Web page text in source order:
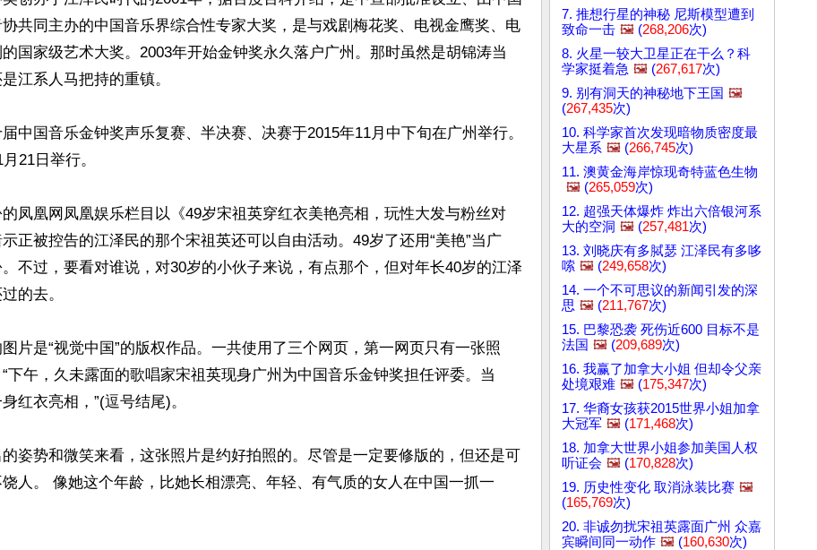
共同主办的中国音乐界综合性专家大奖，是与戏剧梅花奖、电视金鹰奖、电
国家级艺术大奖。2003年开始金钟奖永久落户广州。那时虽然是胡锦涛当
江系人马把持的重镇。
中国音乐金钟奖声乐复赛、半决赛、决赛于2015年11月中下旬在广州举行。
21日举行。
凤凰网凤凰娱乐栏目以《49岁宋祖英穿红衣美艳亮相，玩性大发与粉丝对
正被控告的江泽民的那个宋祖英还可以自由活动。49岁了还用“美艳”当广
不过，要看对谁说，对30岁的小伙子来说，有点那个，但对年长40岁的江泽
的去。
片是“视觉中国”的版权作品。一共使用了三个网页，第一网页只有一张照
下午，久未露面的歌唱家宋祖英现身广州为中国音乐金钟奖担任评委。当
红衣亮相，”(逗号结尾)。
姿势和微笑来看，这张照片是约好拍照的。尽管是一定要修版的，但还是可
人。 像她这个年龄，比她长相漂亮、年轻、有气质的女人在中国一抓一
7. 推想行星的神秘 尼斯模型遭到
致命一击 🖼️ (268,206次)
8. 火星一较大卫星正在干么？科
学家挺着急 🖼️ (267,617次)
9. 别有洞天的神秘地下王国 🖼️
(267,435次)
10. 科学家首次发现暗物质密度最
大星系 🖼️ (266,745次)
11. 澳黄金海岸惊现奇特蓝色生物
🖼️ (265,059次)
12. 超强天体爆炸 炸出六倍银河系
大的空洞 🖼️ (257,481次)
13. 刘晓庆有多脦瑟 江泽民有多哆
嗦 🖼️ (249,658次)
14. 一个不可思议的新闻引发的深
思 🖼️ (211,767次)
15. 巴黎恐袭 死伤近600 目标不是
法国 🖼️ (209,689次)
16. 我赢了加拿大小姐 但却令父亲
处境艰难 🖼️ (175,347次)
17. 华裔女孩获2015世界小姐加拿
大冠军 🖼️ (171,468次)
18. 加拿大世界小姐参加美国人权
听证会 🖼️ (170,828次)
19. 历史性变化 取消泳装比赛 🖼️
(165,769次)
20. 非诚勿扰宋祖英露面广州 众嘉
宾瞬间同一动作 🖼️ (160,630次)